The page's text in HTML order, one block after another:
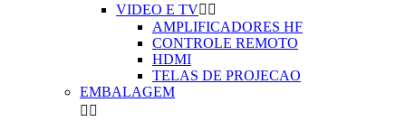
VIDEO E TV 
AMPLIFICADORES HF
CONTROLE REMOTO
HDMI
TELAS DE PROJECAO
EMBALAGEM
 